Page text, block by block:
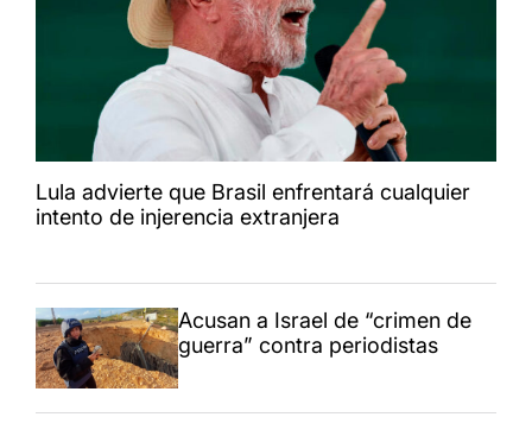
Lula advierte que Brasil enfrentará cualquier
intento de injerencia extranjera
Acusan a Israel de “crimen de
guerra” contra periodistas